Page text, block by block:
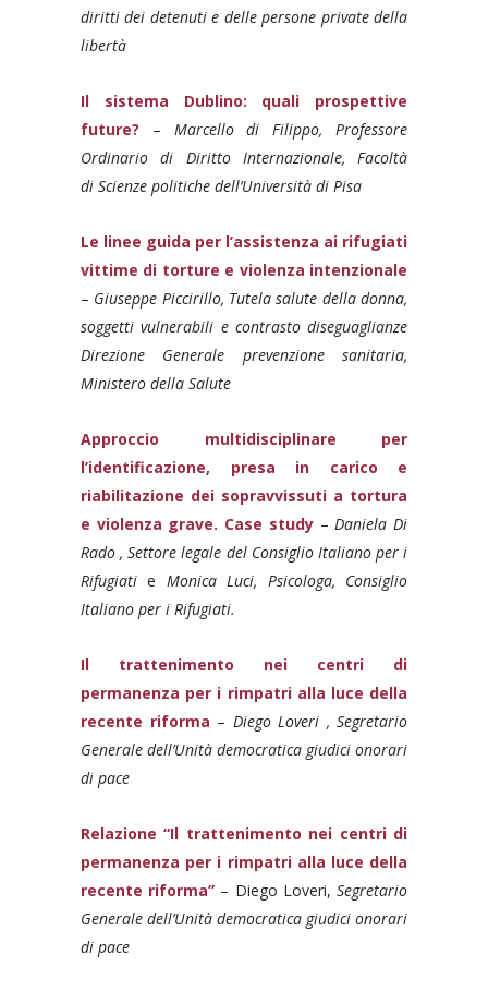
diritti dei detenuti e delle persone private della
libertà
Il sistema Dublino: quali prospettive
future? – Marcello di Filippo, Professore
Ordinario di Diritto Internazionale, Facoltà
di Scienze politiche dell’Università di Pisa
Le linee guida per l’assistenza ai rifugiati
vittime di torture e violenza intenzionale
– Giuseppe Piccirillo, Tutela salute della donna,
soggetti vulnerabili e contrasto diseguaglianze
Direzione Generale prevenzione sanitaria,
Ministero della Salute
Approccio multidisciplinare per
l’identificazione, presa in carico e
riabilitazione dei sopravvissuti a tortura
e violenza grave. Case study–Daniela Di
Rado , Settore legale del Consiglio Italiano per i
Rifugiati e Monica Luci, Psicologa, Consiglio
Italiano per i Rifugiati.
Il trattenimento nei centri di
permanenza per i rimpatri alla luce della
recente riforma – Diego Loveri , Segretario
Generale dell’Unità democratica giudici onorari
di pace
Relazione “Il trattenimento nei centri di
permanenza per i rimpatri alla luce della
recente riforma” – Diego Loveri,Segretario
Generale dell’Unità democratica giudici onorari
di pace